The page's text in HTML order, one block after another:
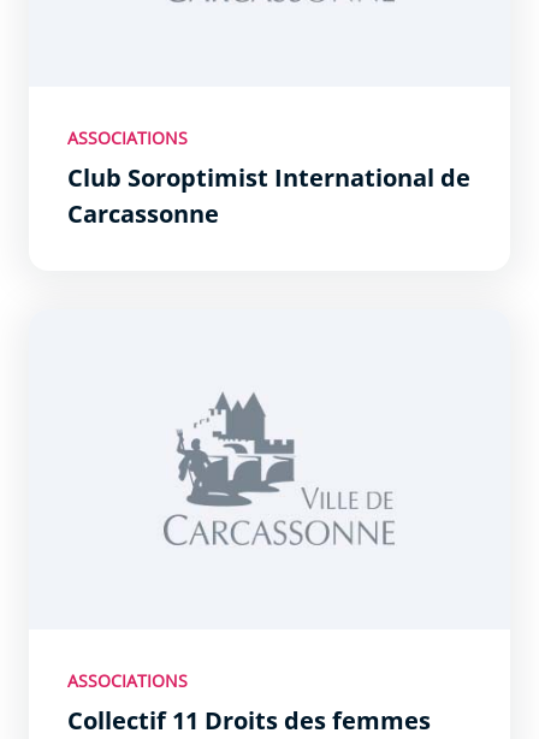
ASSOCIATIONS
Club Soroptimist International de
Carcassonne
ASSOCIATIONS
Collectif 11 Droits des femmes